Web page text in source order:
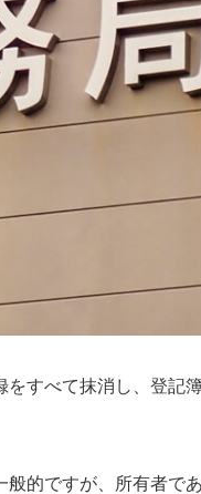
すべて抹消し、登記
的ですが、所有者で